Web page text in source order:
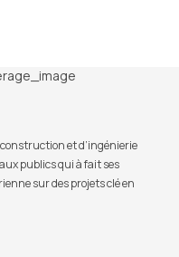
et d’ingénierie
publics qui à fait ses
sur des projets clé en